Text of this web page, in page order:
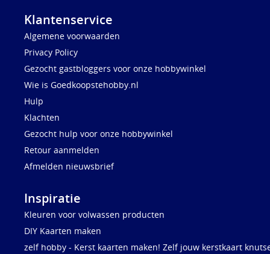
Klantenservice
Algemene voorwaarden
Privacy Policy
Gezocht gastbloggers voor onze hobbywinkel
Wie is Goedkoopstehobby.nl
Hulp
Klachten
Gezocht hulp voor onze hobbywinkel
Retour aanmelden
Afmelden nieuwsbrief
Inspiratie
Kleuren voor volwassen producten
DIY Kaarten maken
zelf hobby - Kerst kaarten maken! Zelf jouw kerstkaart